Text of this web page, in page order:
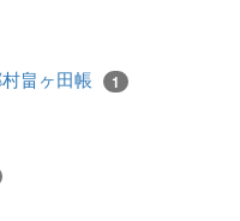
畠ヶ田帳 1